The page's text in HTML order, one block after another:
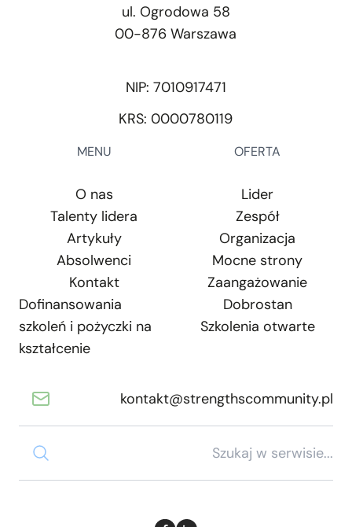
ul. Ogrodowa 58
00-876 Warszawa
NIP: 7010917471
KRS: 0000780119
MENU
O nas
Talenty lidera
Artykuły
Absolwenci
Kontakt
Dofinansowania
szkoleń i pożyczki na
kształcenie
OFERTA
Lider
Zespół
Organizacja
Mocne strony
Zaangażowanie
Dobrostan
Szkolenia otwarte
kontakt@strengthscommunity.pl